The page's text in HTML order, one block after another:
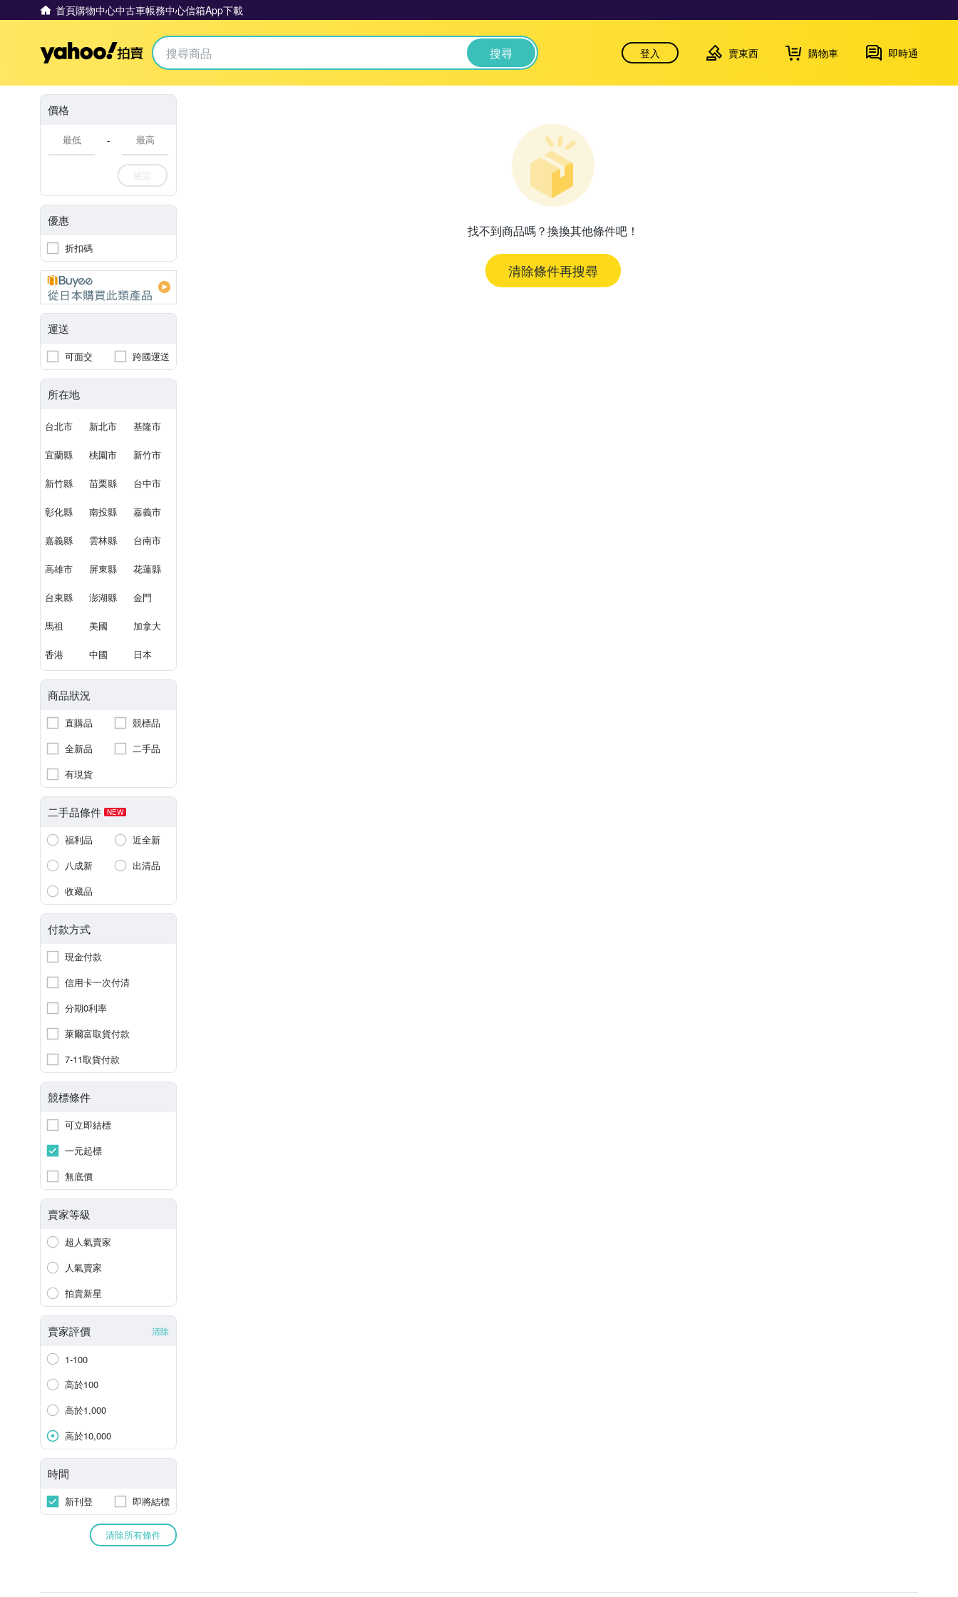
首頁購物中心中古車帳務中心信箱App下載
Yahoo拍賣 搜尋 登入 賣東西 購物車 即時通
價格
-
確定
優惠
折扣碼
運送
可面交 跨國運送
所在地
台北市 新北市 基隆市
宜蘭縣 桃園市 新竹市
新竹縣 苗栗縣 台中市
彰化縣 南投縣 嘉義市
嘉義縣 雲林縣 台南市
高雄市 屏東縣 花蓮縣
台東縣 澎湖縣 金門
馬祖 美國 加拿大
香港 中國 日本
商品狀況
直購品
競標品
全新品
二手品
有現貨
二手品條件 NEW
福利品
近全新
八成新
出清品
收藏品
付款方式
現金付款
信用卡一次付清
分期0利率
萊爾富取貨付款
7-11取貨付款
競標條件
可立即結標
一元起標
無底價
賣家等級
超人氣賣家
人氣賣家
拍賣新星
賣家評價 清除
1-100
高於100
高於1,000
高於10,000
時間
新刊登 即將結標
清除所有條件
找不到商品嗎？換換其他條件吧！
清除條件再搜尋